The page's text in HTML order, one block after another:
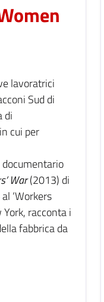
2014
lavoratrici
Sud di
di
cui per
War(2013) di
‘Workers
racconta i
fabbrica da
- THE WOMEN